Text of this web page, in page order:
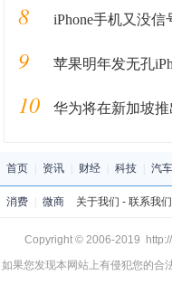
8 iPhone手机又没信号了
9 苹果明年发无孔
10 华为将在新加坡推
首页 资讯 财经 科技 汽车
消费 微商 关于我们 - 联系我们
Copyright © 2006-2019
如果您发现本网站上有侵犯您的合